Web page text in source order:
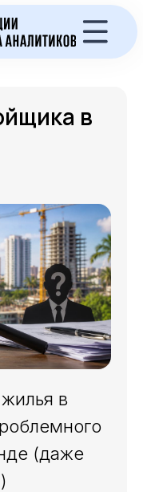
объекта
покупкой
Бесплатно
в
в
(даже